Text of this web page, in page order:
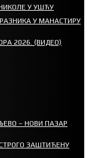
У УШЋУ
У МАНАСТИРУ
2026. (ВИДЕО)
– НОВИ ПАЗАР
ЗАШТИЋЕНУ